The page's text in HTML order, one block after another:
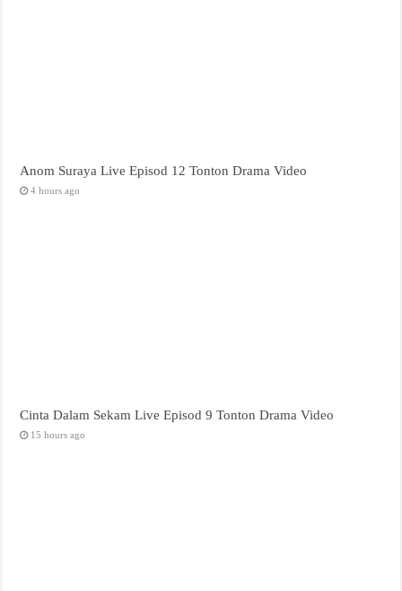
Anom Suraya Live Episod 12 Tonton Drama Video
4 hours ago
Cinta Dalam Sekam Live Episod 9 Tonton Drama Video
15 hours ago